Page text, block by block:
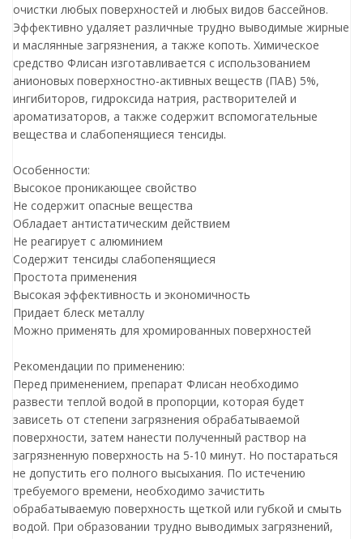
очистки любых поверхностей и любых видов бассейнов.
Эффективно удаляет различные трудно выводимые жирные
и маслянные загрязнения, а также копоть. Химическое
средство Флисан изготавливается с использованием
анионовых поверхностно-активных веществ (ПАВ) 5%,
ингибиторов, гидроксида натрия, растворителей и
ароматизаторов, а также содержит вспомогательные
вещества и слабопенящиеся тенсиды.
Особенности:
Высокое проникающее свойство
Не содержит опасные вещества
Обладает антистатическим действием
Не реагирует с алюминием
Содержит тенсиды слабопенящиеся
Простота применения
Высокая эффективность и экономичность
Придает блеск металлу
Можно применять для хромированных поверхностей
Рекомендации по применению:
Перед применением, препарат Флисан необходимо
развести теплой водой в пропорции, которая будет
зависеть от степени загрязнения обрабатываемой
поверхности, затем нанести полученный раствор на
загрязненную поверхность на 5-10 минут. Но постараться
не допустить его полного высыхания. По истечению
требуемого времени, необходимо зачистить
обрабатываемую поверхность щеткой или губкой и смыть
водой. При образовании трудно выводимых загрязнений,